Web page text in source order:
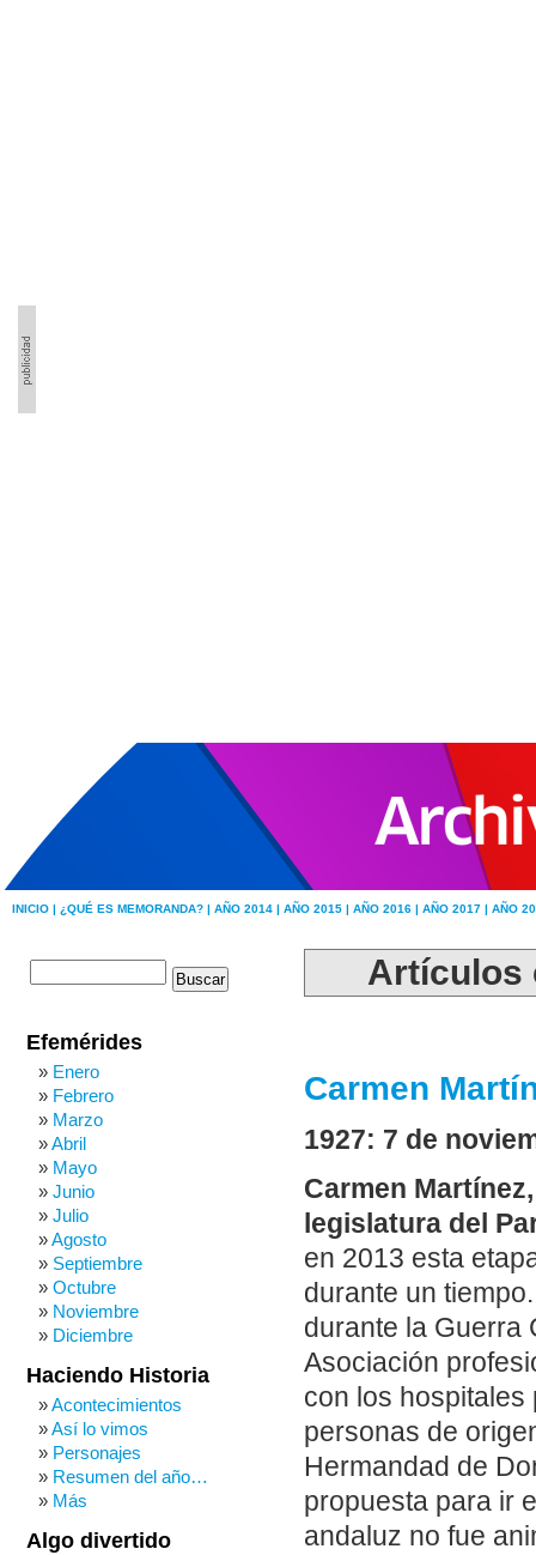
INICIO | ¿QUÉ ES MEMORANDA? | AÑO 2014 | AÑO 2015 | AÑO 2016 | AÑO 2017 | AÑO
Artículos
Carmen
1927: 7 de
Carmen
legislatura del
en 2013 esta
durante un
durante la Guerra
Asociación
con los hospitales
personas de
Hermandad de
propuesta para ir
andaluz no fue
Efemérides
Enero
Febrero
Marzo
Abril
Mayo
Junio
Julio
Agosto
Septiembre
Octubre
Noviembre
Diciembre
Haciendo Historia
Acontecimientos
Así lo vimos
Personajes
Resumen del año…
Más
Algo divertido